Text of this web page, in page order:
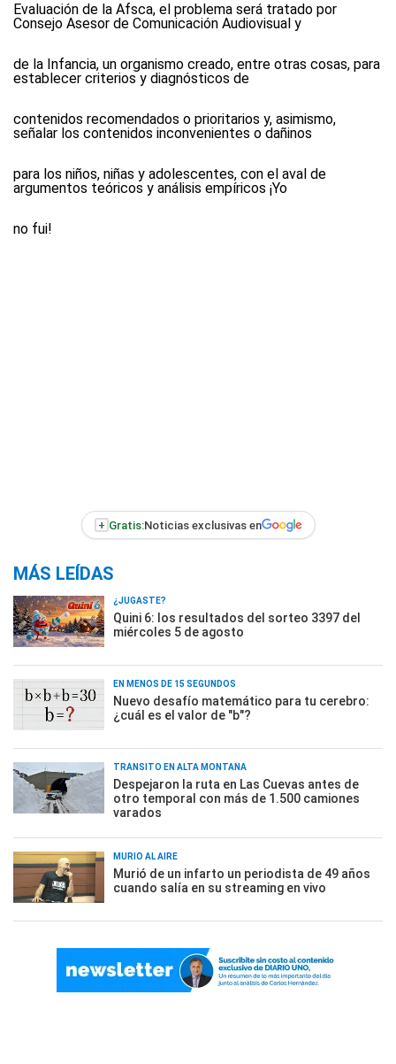
Evaluación de la Afsca, el problema será tratado por
Consejo Asesor de Comunicación Audiovisual y
de la Infancia, un organismo creado, entre otras cosas, para
establecer criterios y diagnósticos de
contenidos recomendados o prioritarios y, asimismo,
señalar los contenidos inconvenientes o dañinos
para los niños, niñas y adolescentes, con el aval de
argumentos teóricos y análisis empíricos ¡Yo
no fui!
+ Gratis:Noticias exclusivas en
MÁS LEÍDAS
¿JUGASTE?
Quini 6: los resultados del sorteo 3397 del
miércoles 5 de agosto
EN MENOS DE 15 SEGUNDOS
Nuevo desafío matemático para tu cerebro:
¿cuál es el valor de "b"?
TRÁNSITO EN ALTA MONTAÑA
Despejaron la ruta en Las Cuevas antes de
otro temporal con más de 1.500 camiones
varados
MURIÓ AL AIRE
Murió de un infarto un periodista de 49 años
cuando salía en su streaming en vivo